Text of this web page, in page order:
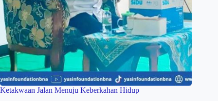
Ketakwaan Jalan Menuju Keberkahan Hidup